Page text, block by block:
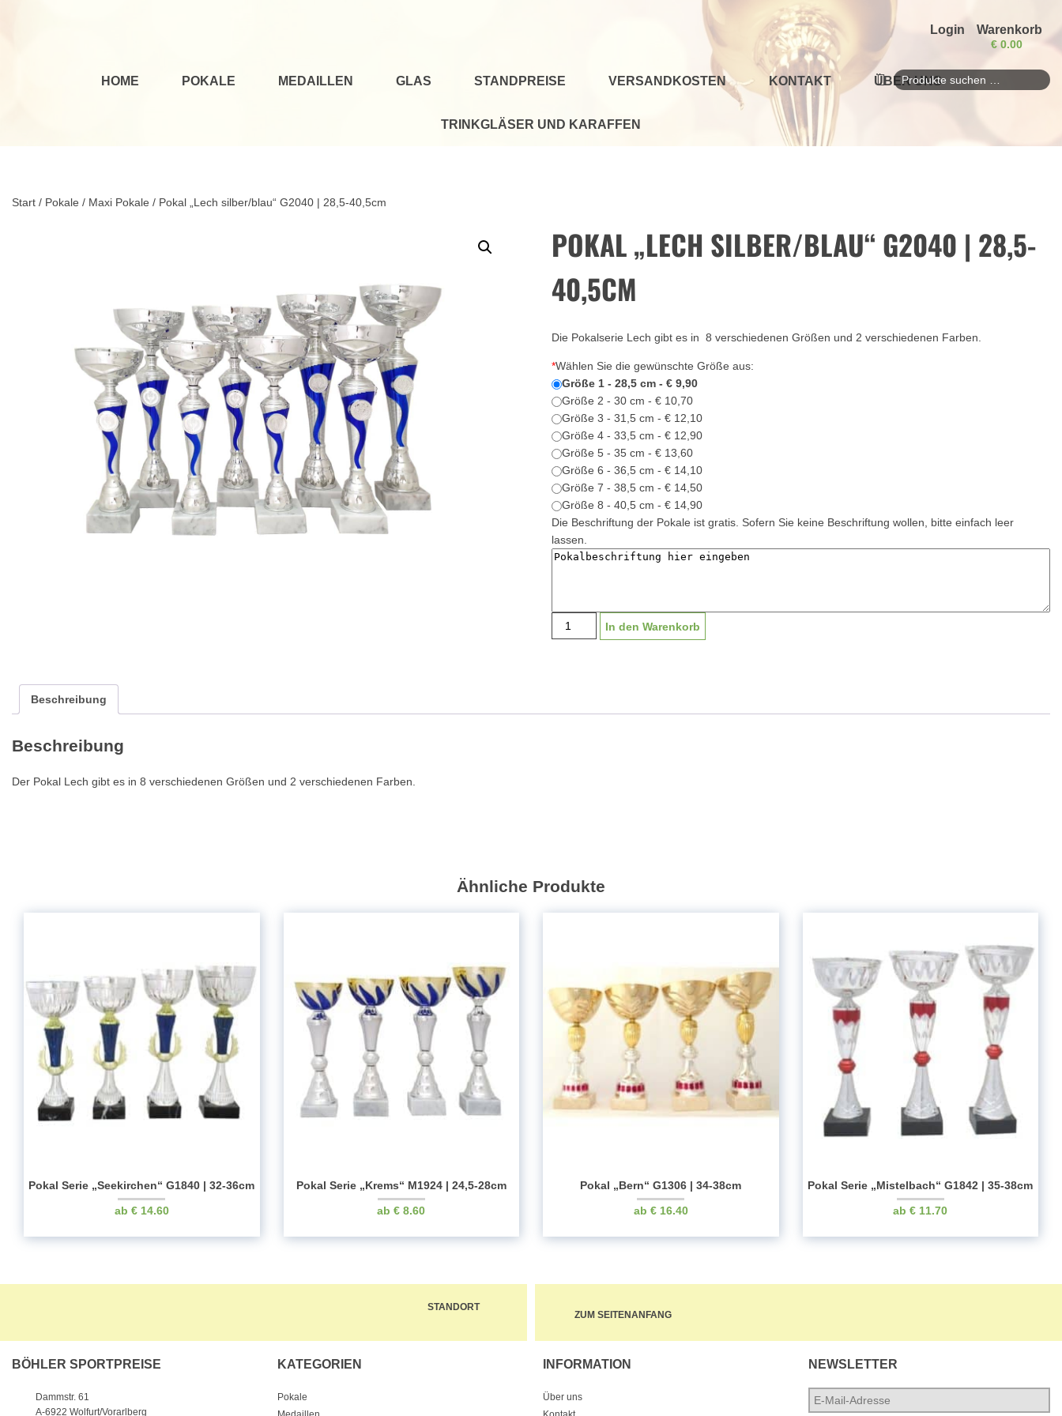
Login Warenkorb
€ 0.00
HOME POKALE MEDAILLEN GLAS STANDPREISE VERSANDKOSTEN KONTAKT ÜBER UNS
TRINKGLÄSER UND KARAFFEN
Suchen
Start / Pokale / Maxi Pokale / Pokal „Lech silber/blau“ G2040 | 28,5-40,5cm
POKAL „LECH SILBER/BLAU“ G2040 | 28,5-
40,5CM
Die Pokalserie Lech gibt es in 8 verschiedenen Größen und 2 verschiedenen Farben.
*Wählen Sie die gewünschte Größe aus:
Größe 1 - 28,5 cm - € 9,90
Größe 2 - 30 cm - € 10,70
Größe 3 - 31,5 cm - € 12,10
Größe 4 - 33,5 cm - € 12,90
Größe 5 - 35 cm - € 13,60
Größe 6 - 36,5 cm - € 14,10
Größe 7 - 38,5 cm - € 14,50
Größe 8 - 40,5 cm - € 14,90
Die Beschriftung der Pokale ist gratis. Sofern Sie keine Beschriftung wollen, bitte einfach leer
lassen.
Pokal
"Lech
In den Warenkorb
Beschreibung
Beschreibung
Der Pokal Lech gibt es in 8 verschiedenen Größen und 2 verschiedenen Farben.
Ähnliche Produkte
Pokal Serie „Seekirchen“ G1840 | 32-36cm
€14.60
Pokal Serie „Krems“ M1924 | 24,5-28cm
€ 8.60
Pokal „Bern“ G1306 | 34-38cm
€16.40
Pokal Serie „Mistelbach“ G1842 | 35-38cm
€ 11.70
STANDORT
ZUM SEITENANFANG
BÖHLER SPORTPREISE
Dammstr. 61
A-6922 Wolfurt/Vorarlberg
KATEGORIEN
Pokale
INFORMATION
Über uns
NEWSLETTER
E-
Mail-